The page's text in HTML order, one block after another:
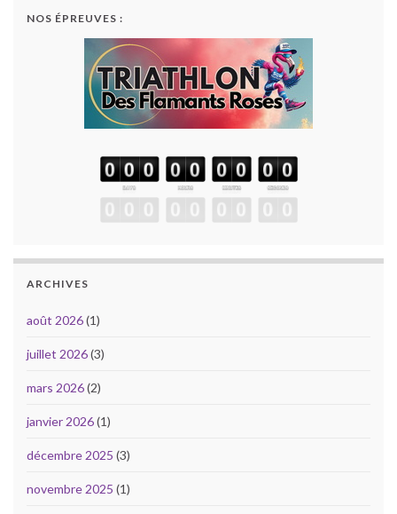
NOS ÉPREUVES :
ARCHIVES
août 2026(1)
juillet 2026(3)
mars 2026(2)
janvier 2026(1)
décembre 2025 (3)
novembre 2025 (1)